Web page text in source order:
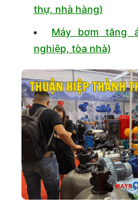
thự, nhà hàng)
Máy bơm tăng
nghiệp, tòa nhà)